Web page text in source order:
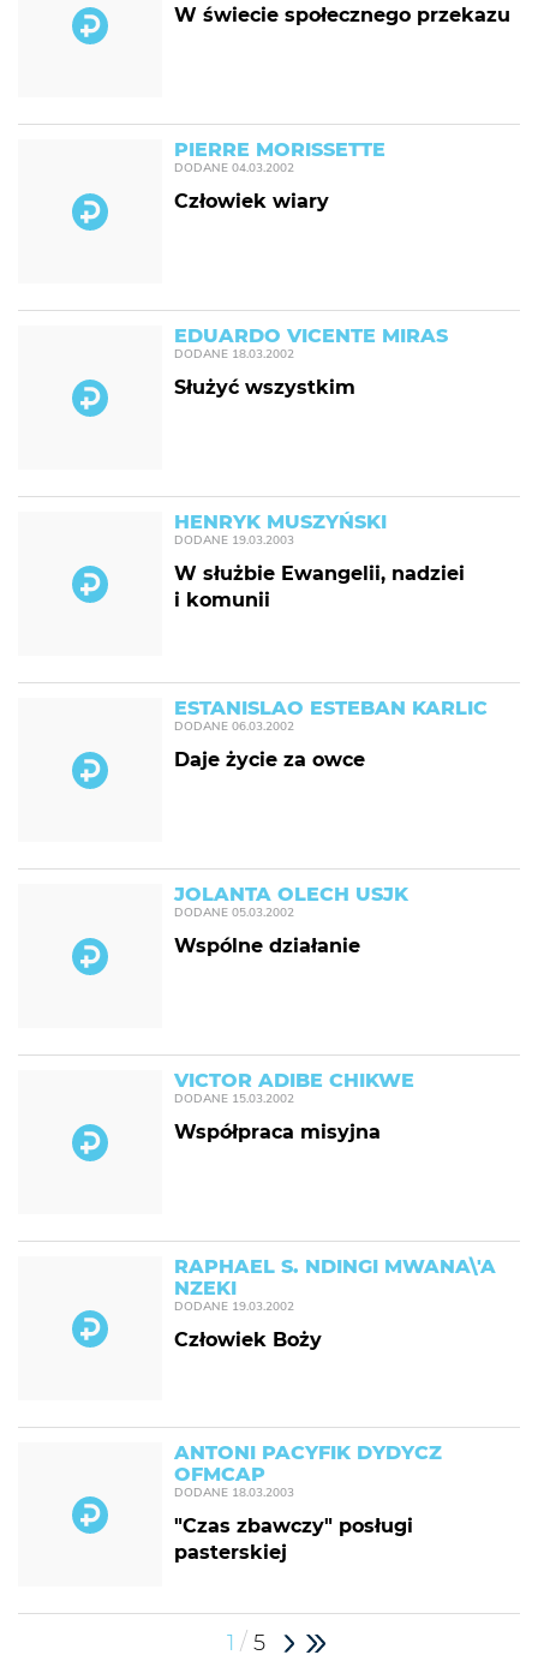
W świecie społecznego przekazu
PIERRE MORISSETTE
DODANE 04.03.2002
Człowiek wiary
EDUARDO VICENTE MIRAS
DODANE 18.03.2002
Służyć wszystkim
HENRYK MUSZYŃSKI
DODANE 19.03.2003
W służbie Ewangelii, nadziei
i komunii
ESTANISLAO ESTEBAN KARLIC
DODANE 06.03.2002
Daje życie za owce
JOLANTA OLECH USJK
DODANE 05.03.2002
Wspólne działanie
VICTOR ADIBE CHIKWE
DODANE 15.03.2002
Współpraca misyjna
RAPHAEL S. NDINGI MWANA\'A
NZEKI
DODANE 19.03.2002
Człowiek Boży
ANTONI PACYFIK DYDYCZ
OFMCAP
DODANE 18.03.2003
"Czas zbawczy" posługi
pasterskiej
1 / 5